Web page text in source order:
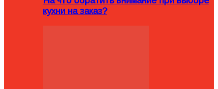
кухни на заказ?